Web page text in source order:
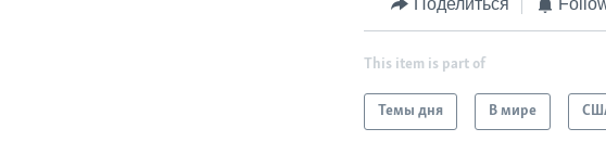
This item is part of
Темы дня В мире